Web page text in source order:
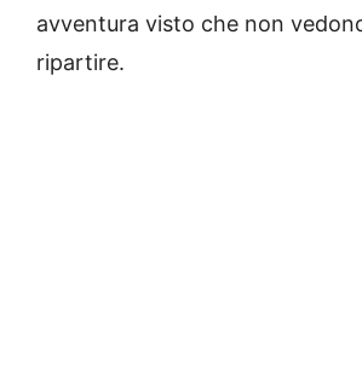
avventura visto che non
ripartire.